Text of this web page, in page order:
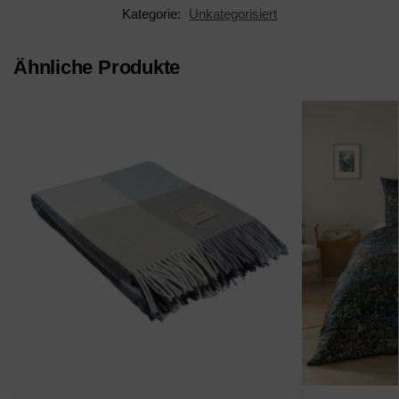
Kategorie:
Unkategorisiert
Ähnliche Produkte